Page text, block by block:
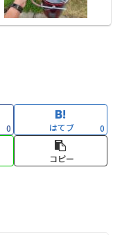
0 はてブ 0
コピー